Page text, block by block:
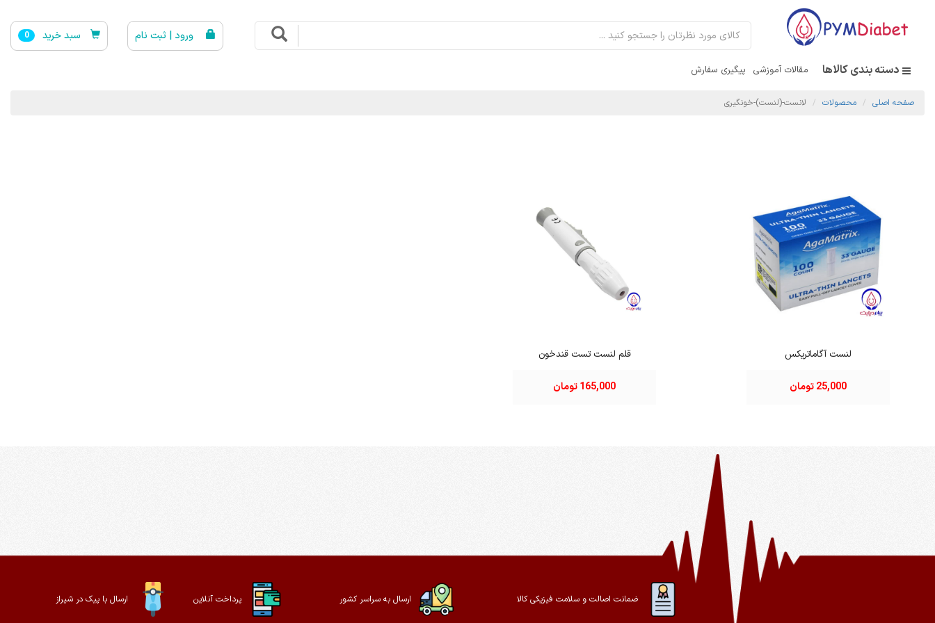
ورود | ثبت نام سبد خرید 0
دسته بندی کالاها مقالات آموزشی پیگیری سفارش
صفحه اصلی محصولات لانست-(لنست)-خونگیری
لنست آگاماتریکس
25,000 تومان
قلم لنست تست قندخون
165,000 تومان
ضمانت اصالت و سلامت فیزیکی کالا ارسال به سراسر کشور پرداخت آنلاین ارسال با پیک در شیراز